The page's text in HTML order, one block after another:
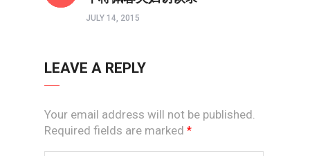
JULY 14, 2015
LEAVE A REPLY
Your email address will not be published.
Required fields are marked *